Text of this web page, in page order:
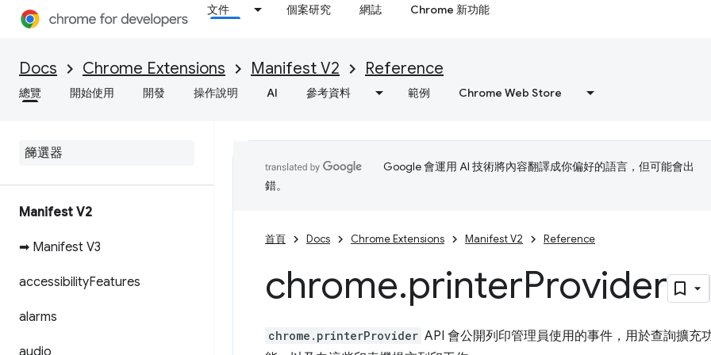
文件 個案研究 網誌 Chrome 新功能
Docs Chrome Extensions Manifest V2 Reference
總覽 開始使用 開發 操作說明 AI 參考資料 範例 Chrome Web Store
Manifest V2
➡ Manifest V3
accessibilityFeatures
alarms
audio
Google 會運用 AI 技術將內容翻譯成你偏好的語言，但可能會出
錯。
首頁 Docs Chrome Extensions Manifest V2 Reference
chrome.printerProvider
chrome.printerProvider API 會公開列印管理員使用的事件，用於查詢擴充